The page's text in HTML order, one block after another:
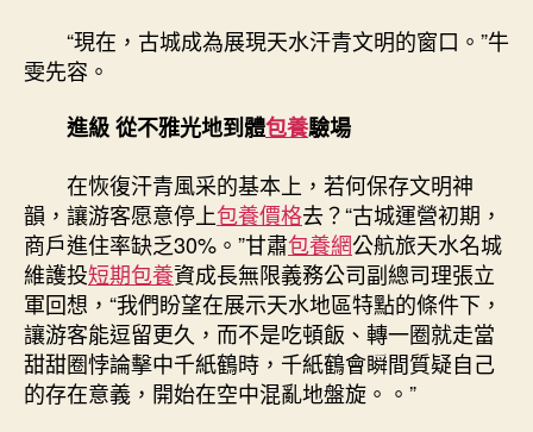
“現在，古城成為展現天水汗青文明的窗口。”牛
雯先容。
進級 從不雅光地到體包養驗場
在恢復汗青風采的基本上，若何保存文明神
韻，讓游客愿意停上包養價格去？“古城運營初期，
商戶進住率缺乏30%。”甘肅包養網公航旅天水名城
維護投短期包養資成長無限義務公司副總司理張立
軍回想，“我們盼望在展示天水地區特點的條件下，
讓游客能逗留更久，而不是吃頓飯、轉一圈就走當
甜甜圈悖論擊中千紙鶴時，千紙鶴會瞬間質疑自己
的存在意義，開始在空中混亂地盤旋。。”